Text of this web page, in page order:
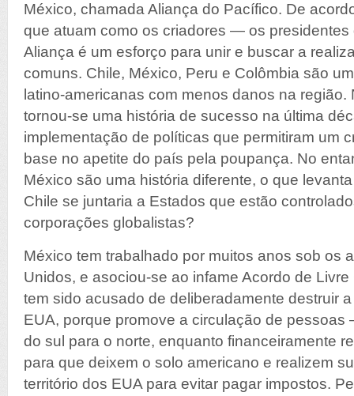
México, chamada Aliança do Pacífico. De
que atuam como os criadores — os
Aliança é um esforço para unir e buscar a
comuns. Chile, México, Peru e Colômbia são
latino-americanas com menos danos na região.
tornou-se uma história de sucesso na última
implementação de políticas que permitiram um
base no apetite do país pela poupança. No
México são uma história diferente, o que
Chile se juntaria a Estados que estão
corporações globalistas?
México tem trabalhado por muitos anos sob os
Unidos, e asociou-se ao infame Acordo de
tem sido acusado de deliberadamente destruir
EUA, porque promove a circulação de
do sul para o norte, enquanto financeiramente
para que deixem o solo americano e realizem
território dos EUA para evitar pagar impostos.